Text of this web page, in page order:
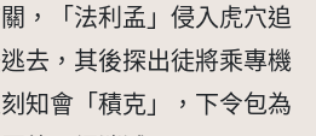
，「法利孟」侵入虎穴追
去，其後探出徒將乘專機
知會「積克」，下令包為